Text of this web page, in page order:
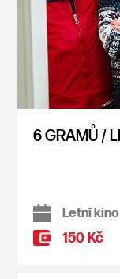
6 GRAMŮ /
Letní
150 Kč